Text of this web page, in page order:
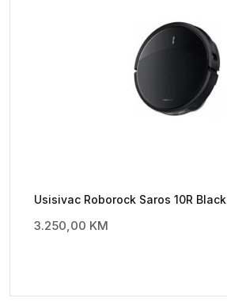
Usisivac Roborock Saros 10R Black
3.250,00 KM